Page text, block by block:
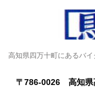
高知県四万十町にあるバ
〒786-0026 高知県